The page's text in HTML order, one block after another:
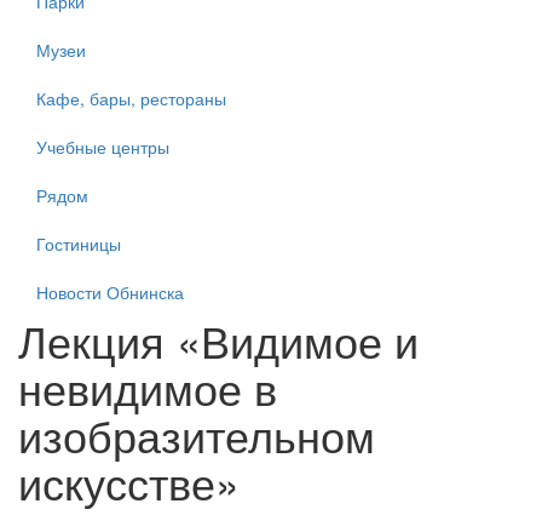
Музеи
Кафе, бары, рестораны
Учебные центры
Рядом
Гостиницы
Новости Обнинска
Лекция «Видимое и
невидимое в
изобразительном
искусстве»